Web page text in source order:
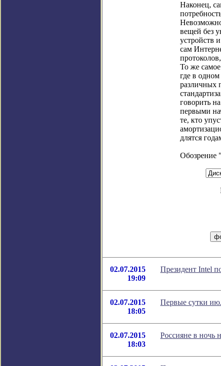
Наконец,
вещей без
устройств
сам
То же
где в
различных
говорить
первыми
те, кто
длятся
Обозрение
02.07.2015
19:09
Президент Intel
02.07.2015
18:05
Первые сутки
02.07.2015
18:03
Россияне в ночь